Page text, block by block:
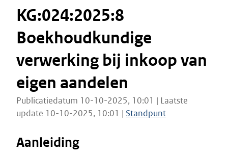
KG:024:2025:8
Boekhoudkundige
verwerking bij inkoop van
eigen aandelen
Publicatiedatum 10-10-2025, 10:01 | Laatste
update 10-10-2025, 10:01 | Standpunt
Aanleiding